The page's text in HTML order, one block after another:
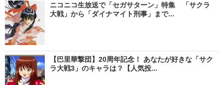
ニコニコ生放送で「セガサターン」特集 「サクラ
大戦」から「ダイナマイト刑事」まで...
【巴里華撃団】20周年記念！ あなたが好きな「サク
ラ大戦3」のキャラは？【人気投...